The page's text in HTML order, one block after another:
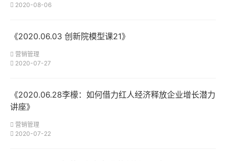
2020-08-06
《2020.06.03 创新院模型课21》
营销管理
2020-07-27
《2020.06.28李檬：如何借力红人经济释放企业增长潜力
讲座》
营销管理
2020-07-22